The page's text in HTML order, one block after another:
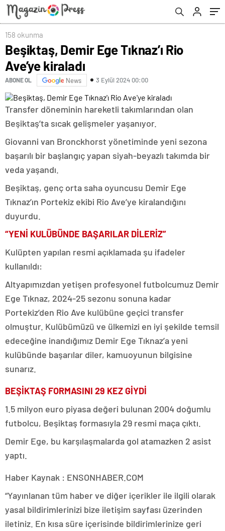
158 okunma
Beşiktaş, Demir Ege Tıknaz’ı Rio
Ave’ye kiraladı
ABONE OL News 3 Eylül 2024 00:00
Transfer döneminin hareketli takımlarından olan
Beşiktaş’ta sıcak gelişmeler yaşanıyor.
Giovanni van Bronckhorst yönetiminde yeni sezona
başarılı bir başlangıç yapan siyah-beyazlı takımda bir
veda yaşandı.
Beşiktaş, genç orta saha oyuncusu Demir Ege
Tıknaz’ın Portekiz ekibi Rio Ave’ye kiralandığını
duyurdu.
“YENİ KULÜBÜNDE BAŞARILAR DİLERİZ”
Kulüpten yapılan resmi açıklamada şu ifadeler
kullanıldı:
Altyapımızdan yetişen profesyonel futbolcumuz Demir
Ege Tıknaz, 2024-25 sezonu sonuna kadar
Portekiz’den Rio Ave kulübüne geçici transfer
olmuştur. Kulübümüzü ve ülkemizi en iyi şekilde temsil
edeceğine inandığımız Demir Ege Tıknaz’a yeni
kulübünde başarılar diler, kamuoyunun bilgisine
sunarız.
BEŞİKTAŞ FORMASINI 29 KEZ GİYDİ
1.5 milyon euro piyasa değeri bulunan 2004 doğumlu
futbolcu, Beşiktaş formasıyla 29 resmi maça çıktı.
Demir Ege, bu karşılaşmalarda gol atamazken 2 asist
yaptı.
Haber Kaynak : ENSONHABER.COM
“Yayınlanan tüm haber ve diğer içerikler ile ilgili olarak
yasal bildirimlerinizi bize iletişim sayfası üzerinden
iletiniz. En kısa süre içerisinde bildirimlerinize geri